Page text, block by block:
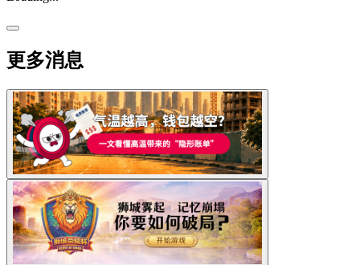
更多消息